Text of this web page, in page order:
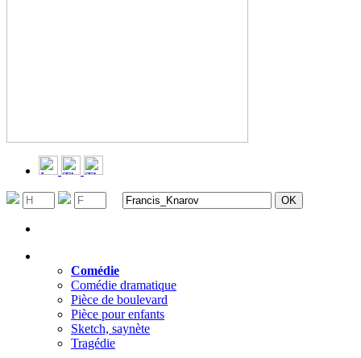
Comédie
Comédie dramatique
Pièce de boulevard
Pièce pour enfants
Sketch, saynète
Tragédie